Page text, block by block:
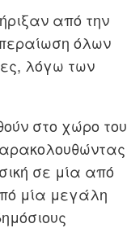
από την
όλων
λόγω των
στο χώρο του
σε μία από
μία μεγάλη